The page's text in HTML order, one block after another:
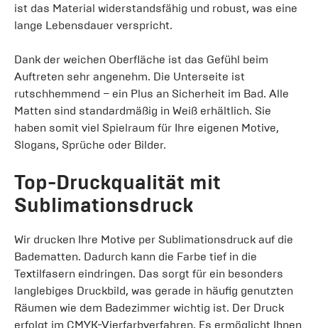
ist das Material widerstandsfähig und robust, was eine
lange Lebensdauer verspricht.
Dank der weichen Oberfläche ist das Gefühl beim
Auftreten sehr angenehm. Die Unterseite ist
rutschhemmend – ein Plus an Sicherheit im Bad. Alle
Matten sind standardmäßig in Weiß erhältlich. Sie
haben somit viel Spielraum für Ihre eigenen Motive,
Slogans, Sprüche oder Bilder.
Top-Druckqualität mit
Sublimationsdruck
Wir drucken Ihre Motive per Sublimationsdruck auf die
Badematten. Dadurch kann die Farbe tief in die
Textilfasern eindringen. Das sorgt für ein besonders
langlebiges Druckbild, was gerade in häufig genutzten
Räumen wie dem Badezimmer wichtig ist. Der Druck
erfolgt im CMYK-Vierfarbverfahren. Es ermöglicht Ihnen